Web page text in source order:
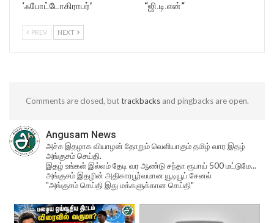
‘ஃபோட்டோகிராபர்’
“ஜி.டி.என்“
PREV NEXT
Comments are closed, buttrackbacksand pingbacks are open.
Angusam News
அச்சு இதழாக வியாழன் தோறும் வெளியாகும் தமிழ் வார இதழ்
அங்குசம் செய்தி.
இதழ் உங்கள் இல்லம் தேடி வர ஆண்டு சந்தா ரூபாய் 500 மட்டுமே...
அங்குசம் இதழின் அதிகாரபூர்வமான யூடியூப் சேனல்
"அங்குசம் செய்தி இது மக்களுக்கான செய்தி"